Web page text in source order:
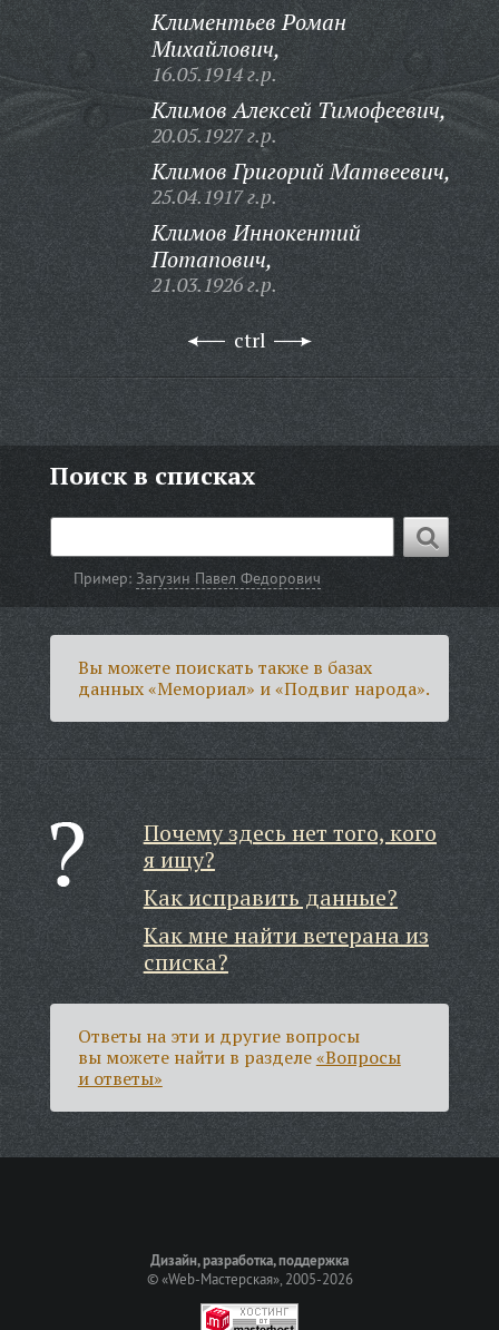
Климентьев Роман
Михайлович,
16.05.1914 г.р.
Климов Алексей Тимофеевич,
20.05.1927 г.р.
Климов Григорий Матвеевич,
25.04.1917 г.р.
Климов Иннокентий
Потапович,
21.03.1926 г.р.
ctrl
Поиск в списках
Пример:Загузин Павел Федорович
Вы можете поискать также в базах
данных «Мемориал» и «Подвиг народа».
Почему здесь нет того, кого
я ищу?
Как исправить данные?
Как мне найти ветерана из
списка?
Ответы на эти и другие вопросы
вы можете найти в разделе«Вопросы
и ответы»
Дизайн, разработка, поддержка
©«Web-Мастерская», 2005-2026